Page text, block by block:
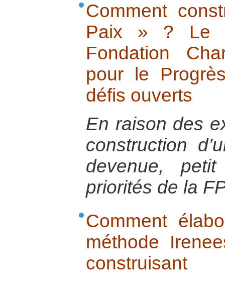
Comment
Paix » ? Le
Fondation
pour le
défis ouverts
En raison des
construction
devenue,
priorités de la
Comment
méthode
construisant